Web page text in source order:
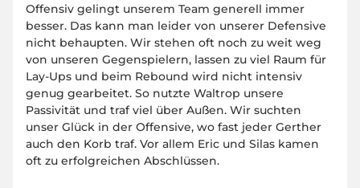
Offensiv gelingt unserem Team generell immer
besser. Das kann man leider von unserer Defensive
nicht behaupten. Wir stehen oft noch zu weit weg
von unseren Gegenspielern, lassen zu viel Raum für
Lay-Ups und beim Rebound wird nicht intensiv
genug gearbeitet. So nutzte Waltrop unsere
Passivität und traf viel über Außen. Wir suchten
unser Glück in der Offensive, wo fast jeder Gerther
auch den Korb traf. Vor allem Eric und Silas kamen
oft zu erfolgreichen Abschlüssen.